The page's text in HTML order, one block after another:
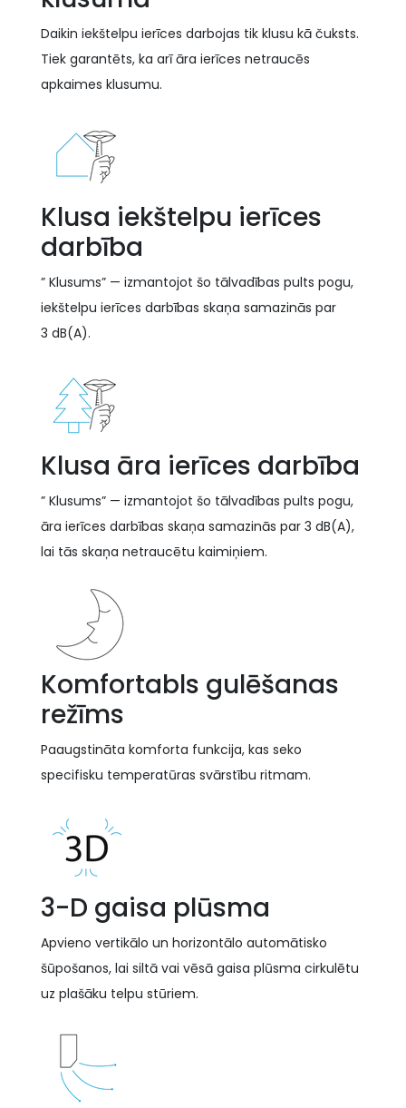
Daikin iekštelpu ierīces darbojas tik klusu kā čuksts.
Tiek garantēts, ka arī āra ierīces netraucēs
apkaimes klusumu.
Klusa iekštelpu ierīces
darbība
” Klusums” — izmantojot šo tālvadības pults pogu,
iekštelpu ierīces darbības skaņa samazinās par
3 dB(A).
Klusa āra ierīces darbība
” Klusums” — izmantojot šo tālvadības pults pogu,
āra ierīces darbības skaņa samazinās par 3 dB(A),
lai tās skaņa netraucētu kaimiņiem.
Komfortabls gulēšanas
režīms
Paaugstināta komforta funkcija, kas seko
specifisku temperatūras svārstību ritmam.
3-D gaisa plūsma
Apvieno vertikālo un horizontālo automātisko
šūpošanos, lai siltā vai vēsā gaisa plūsma cirkulētu
uz plašāku telpu stūriem.